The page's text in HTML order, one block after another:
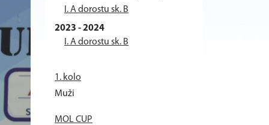
I. A dorostu sk. B
2023 - 2024
I. A dorostu sk. B
1. kolo
Muži
MOL CUP